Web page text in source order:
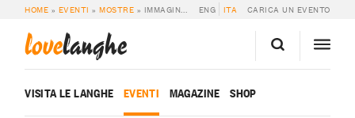
HOME » EVENTI »MOSTRE » IMMAGINI DEL SILENZIO: L’AVVENTUROSA STORIA DEL CINEMA MUTO TORINESE ENG ITA CARICA UN EVENTO
lovelanghe
VISITA LE LANGHE EVENTI MAGAZINE SHOP